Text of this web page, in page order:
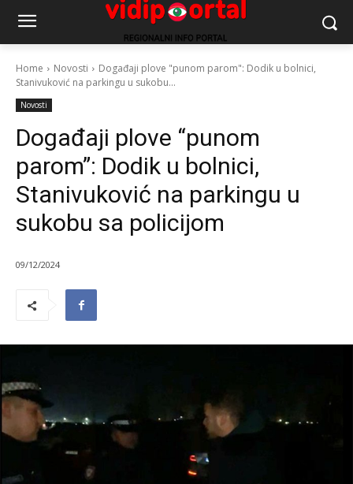
Home Novosti
Događaji plove "punom parom": Dodik u bolnici,
Stanivuković na parkingu u sukobu...
Novosti
Događaji plove “punom
parom”: Dodik u bolnici,
Stanivuković na parkingu u
sukobu sa policijom
09/12/2024